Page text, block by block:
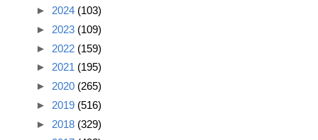
► 2024 (103)
► 2023 (109)
► 2022 (159)
► 2021 (195)
► 2020 (265)
► 2019 (516)
► 2018 (329)